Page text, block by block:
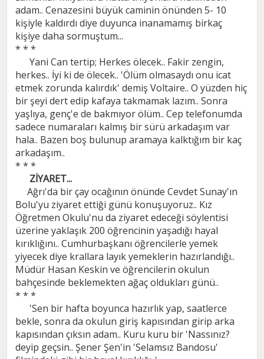
adam.. Cenazesini büyük caminin önünden 5- 10
kişiyle kaldırdı diye duyunca inanamamış birkaç
kişiye daha sormuştum...
* * *
Yani Can tertip; Herkes ölecek.. Fakir zengin,
herkes.. İyi ki de ölecek.. 'Ölüm olmasaydı onu icat
etmek zorunda kalırdık' demiş Voltaire.. O yüzden hiç
bir şeyi dert edip kafaya takmamak lazım.. Sonra
yaşlıya, genç'e de bakmıyor ölüm.. Cep telefonumda
sadece numaraları kalmış bir sürü arkadaşım var
hala.. Bazen boş bulunup aramaya kalktığım bir kaç
arkadaşım..
* * *
ZİYARET...
Ağrı'da bir çay ocağının önünde Cevdet Sunay'ın
Bolu'yu ziyaret ettiği günü konuşuyoruz.. Kız
Öğretmen Okulu'nu da ziyaret edeceği söylentisi
üzerine yaklaşık 200 öğrencinin yaşadığı hayal
kırıklığını.. Cumhurbaşkanı öğrencilerle yemek
yiyecek diye krallara layık yemeklerin hazırlandığı..
Müdür Hasan Keskin ve öğrencilerin okulun
bahçesinde beklemekten ağaç oldukları günü..
* * *
'Sen bir hafta boyunca hazırlık yap, saatlerce
bekle, sonra da okulun giriş kapısından girip arka
kapısından çıksın adam.. Kuru kuru bir 'Nassınız?
deyip geçsin.. Şener Şen'in 'Selamsız Bandosu'